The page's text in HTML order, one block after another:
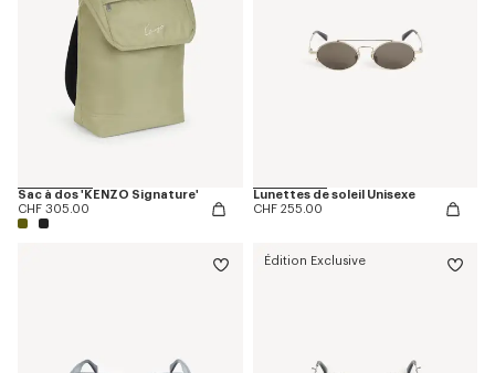
Sac à dos 'KENZO Signature'
CHF 305.00
Lunettes de soleil Unisexe
CHF 255.00
Édition Exclusive